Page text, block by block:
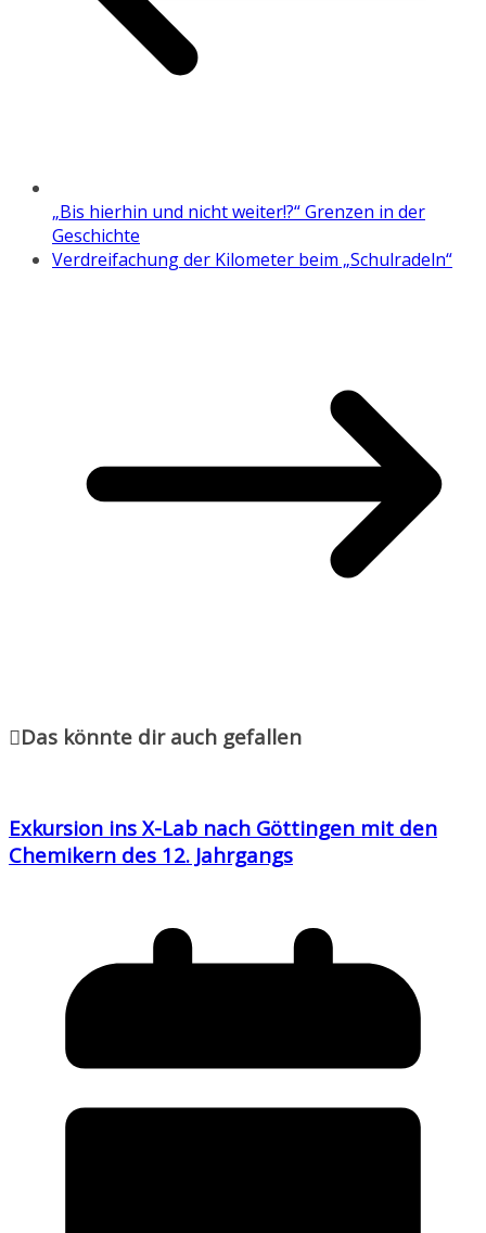
„Bis hierhin und nicht weiter!?“ Grenzen in der
Geschichte
Verdreifachung der Kilometer beim „Schulradeln“
Das könnte dir auch gefallen
Exkursion ins X-Lab nach Göttingen mit den
Chemikern des 12. Jahrgangs